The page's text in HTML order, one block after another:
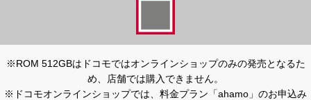
※ROM 512GBはドコモではオンラインショップのみの発売となるた
め、店舗では購入できません。
※ドコモオンラインショップでは、料金プラン「ahamo」のお申込み